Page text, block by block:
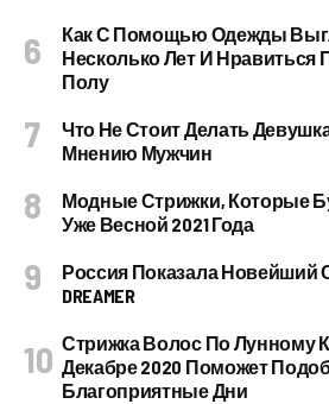
Как С Помощью Одежды
Несколько Лет И
Полу
Что Не Стоит Делать
Мнению Мужчин
Модные Стрижки, Которые
Уже Весной 2021 Года
Россия Показала Новейший
DREAMER
Стрижка Волос По Лунному
Декабре 2020 Поможет
Благоприятные Дни